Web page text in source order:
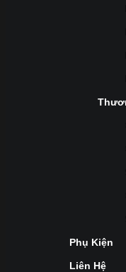
Phụ Kiện
Liên Hệ